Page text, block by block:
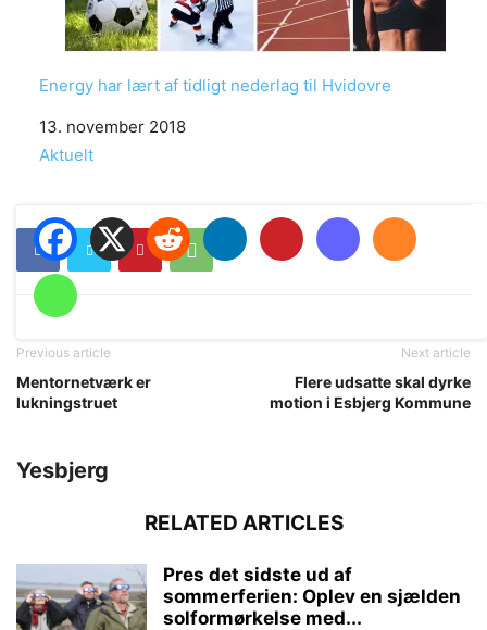
Energy har lært af tidligt nederlag til Hvidovre
Date
13. november 2018
In relation to
Aktuelt
Previous article
Mentornetværk er
lukningstruet
Next article
Flere udsatte skal dyrke
motion i Esbjerg Kommune
Yesbjerg
RELATED ARTICLES
Pres det sidste ud af
sommerferien: Oplev en sjælden
solformørkelse med...